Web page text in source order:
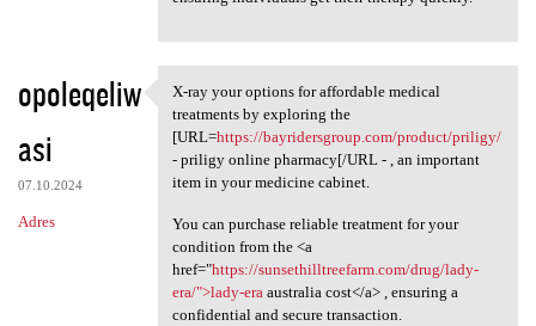
opoleqeliw
asi
07.10.2024
Adres
X-ray your options for
X-ray your options for affordable medical
treatments by exploring the
[URL=https://bayridersgroup.com/product/priligy/
- priligy online pharmacy[/URL - , an important
item in your medicine cabinet.
You can purchase reliable treatment for your
condition from the <a
href="https://sunsethilltreefarm.com/drug/lady-
era/">lady-era australia cost</a> , ensuring a
confidential and secure transaction.